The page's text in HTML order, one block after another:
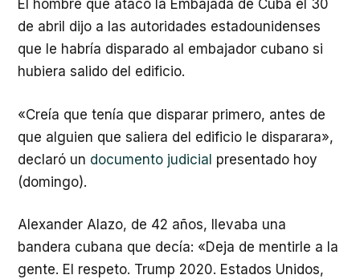
El hombre que atacó la Embajada de Cuba el 30
de abril dijo a las autoridades estadounidenses
que le habría disparado al embajador cubano si
hubiera salido del edificio.
«Creía que tenía que disparar primero, antes de
que alguien que saliera del edificio le disparara»,
declaró un documento judicial presentado hoy
(domingo).
Alexander Alazo, de 42 años, llevaba una
bandera cubana que decía: «Deja de mentirle a la
gente. El respeto. Trump 2020. Estados Unidos,